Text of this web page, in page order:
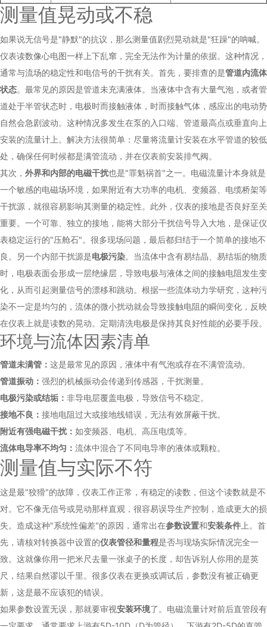
测量值晃动或不稳
如果说无信号是"静默"的抗议，那么测量值剧烈晃动就是"狂躁"的呐喊。
仪表读数像心电图一样上下乱窜，完全无法作为计量的依据。这种情况，
通常与流场的稳定性和电信号的干扰有关。首先，要排查的是管道内流体
状态。最常见的原因是管道未充满液体。当液体中含有大量气泡，或者管
道处于半管状态时，电极时而接触液体，时而接触气体，感应出的电动势
自然会急剧波动。这种情况多发生在泵的入口端、管道最高点或垂直向上
安装的流量计上。解决方法很简单：尽量将流量计安装在水平管道的较低
处，确保任何时候都是满管流动，并在仪表前安装排气阀。
其次， 外界和内部的电磁干扰也是"罪魁祸首"之一。电磁流量计本身就是
一个敏感的电磁场环境，如果附近有大功率的电机、变频器、电缆桥架等
干扰源，就很容易影响其测量的稳定性。此外，仪表的接地是否良好至关
重要。一个可靠、独立的接地，能将大部分干扰信号导入大地，是保证仪
表稳定运行的"压舱石"。很多现场问题，最后都归结于一个简单的接地不
良。另一个内部干扰源是电极污染。当流体中含有易结晶、易结垢的物质
时，电极表面会形成一层绝缘层，导致电极与液体之间的接触电阻发生变
化，从而引起测量信号的漂移和跳动。根据一些流体动力学研究，这种污
染不一定是均匀的，流体的微小扰动就会导致接触电阻的瞬间变化，反映
在仪表上就是读数的晃动。定期清洗电极是保持其良好性能的必要手段。
环境与流体因素清单
管道未满管： 这是最常见的原因，液体中有气泡或存在不满管流动。
管道振动： 强烈的机械振动会传递到传感器，干扰测量。
电极污染或结垢： 非导电层覆盖电极，导致信号不稳定。
接地不良： 接地电阻过大或接地线错误，无法有效屏蔽干扰。
附近有强电磁干扰： 如变频器、电机、高压电缆等。
流体电导率不均匀： 流体中混合了不同电导率的液体或颗粒。
测量值与实际不符
这是最"狡猾"的故障，仪表工作正常，有稳定的读数，但这个读数就是不
对。它不像无信号或晃动那样直观，很容易误导生产控制，造成更大的损
失。造成这种"系统性偏差"的原因，通常出在参数设置和安装条件上。首
先，请核对转换器中设置的仪表管径和量程是否与现场实际情况完全一
致。这就像你用一把米尺去量一张桌子的长度，却告诉别人你用的是英
尺，结果自然谬以千里。很多仪表在更换或调试后，参数没有被正确更
新，这是最不应该犯的错误。
如果参数设置无误，那就要审视安装环境了。电磁流量计对前后直管段有